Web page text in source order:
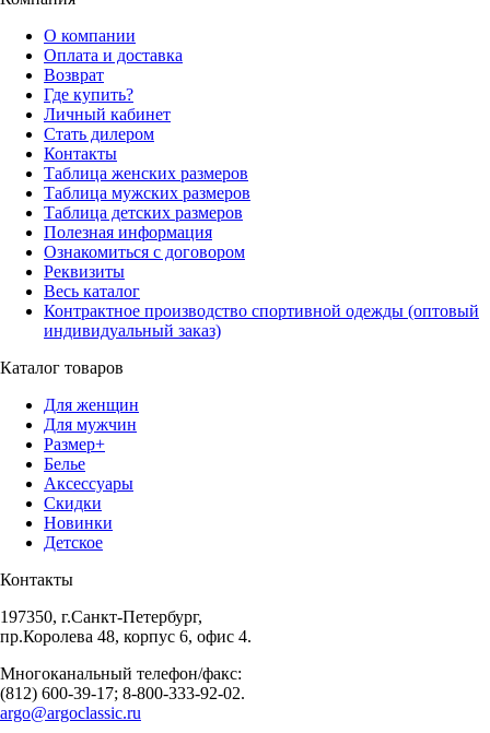
О компании
Оплата и доставка
Возврат
Где купить?
Личный кабинет
Стать дилером
Контакты
Таблица женских размеров
Таблица мужских размеров
Таблица детских размеров
Полезная информация
Ознакомиться с договором
Реквизиты
Весь каталог
Контрактное производство спортивной одежды (оптовый
индивидуальный заказ)
Каталог товаров
Для женщин
Для мужчин
Размер+
Белье
Аксессуары
Скидки
Новинки
Детское
Контакты
197350, г.Санкт-Петербург,
пр.Королева 48, корпус 6, офис 4.
Многоканальный телефон/факс:
(812) 600-39-17; 8-800-333-92-02.
argo@argoclassic.ru